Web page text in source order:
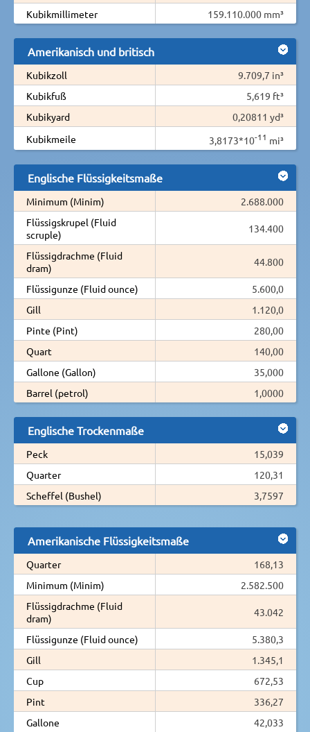
Kubikmillimeter
159.110.000 mm³
Amerikanisch und britisch
Kubikzoll
9.709,7 in³
Kubikfuß
5,619 ft³
Kubikyard
0,20811 yd³
Kubikmeile
3,8173*10-11 mi³
Englische Flüssigkeitsmaße
Minimum (Minim)
2.688.000
Flüssigskrupel (Fluid
scruple)
134.400
Flüssigdrachme (Fluid
dram)
44.800
Flüssigunze (Fluid ounce)
5.600,0
Gill
1.120,0
Pinte (Pint)
280,00
Quart
140,00
Gallone (Gallon)
35,000
Barrel (petrol)
1,0000
Englische Trockenmaße
Peck
15,039
Quarter
120,31
Scheffel (Bushel)
3,7597
Amerikanische Flüssigkeitsmaße
Quarter
168,13
Minimum (Minim)
2.582.500
Flüssigdrachme (Fluid
dram)
43.042
Flüssigunze (Fluid ounce)
5.380,3
Gill
1.345,1
Cup
672,53
Pint
336,27
Gallone
42,033